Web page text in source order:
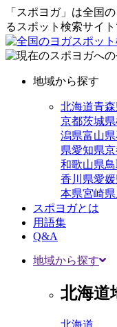
「スポヨガ」は全国
るスポット検索サイ
地域から探す
北海道青
京都茨城県
潟県富山県
県愛知県
和歌山県
香川県愛
本県宮崎県
スポヨガとは
用語集
Q&A
地域から探す
北海道
北海道